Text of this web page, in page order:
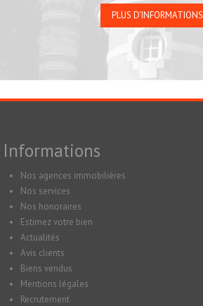
PLUS D'INFORMATIONS
Informations
Nos agences immobilières
Nos services
Nos honoraires
Estimez votre bien
Actualités
Avis clients
Biens vendus
Mentions légales
Recrutement